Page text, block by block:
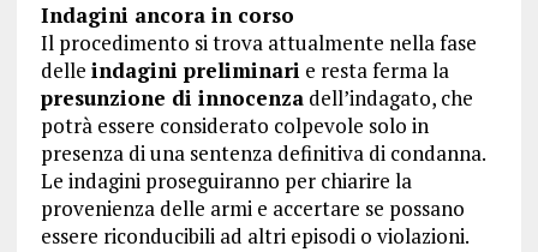
Indagini ancora in corso
Il procedimento si trova attualmente nella fase
delle indagini preliminari e resta ferma la
presunzione di innocenzadell’indagato, che
potrà essere considerato colpevole solo in
presenza di una sentenza definitiva di condanna.
Le indagini proseguiranno per chiarire la
provenienza delle armi e accertare se possano
essere riconducibili ad altri episodi o violazioni.